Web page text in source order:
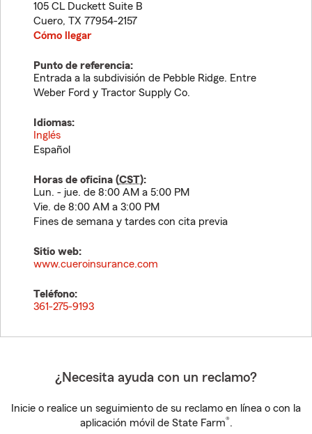
105 CL Duckett Suite B
Cuero, TX 77954-2157
Cómo llegar
Punto de referencia:
Entrada a la subdivisión de Pebble Ridge. Entre
Weber Ford y Tractor Supply Co.
Idiomas:
Inglés
Español
Horas de oficina (CST):
Lun. - jue. de 8:00 AM a 5:00 PM
Vie. de 8:00 AM a 3:00 PM
Fines de semana y tardes con cita previa
Sitio web:
www.cueroinsurance.com
Teléfono:
361-275-9193
¿Necesita ayuda con un reclamo?
Inicie o realice un seguimiento de su reclamo en línea o con la
aplicación móvil de State Farm®.